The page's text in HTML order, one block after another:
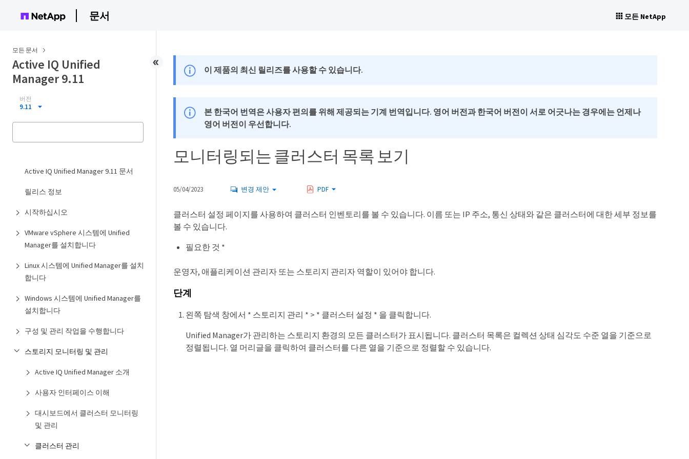
문서 모든 NetApp
모든 문서
Active IQ Unified
Manager 9.11
버전
9.11
Active IQ Unified Manager 9.11 문서
릴리스 정보
시작하십시오
VMware vSphere 시스템에 Unified
Manager를 설치합니다
Linux 시스템에 Unified Manager를 설치
합니다
Windows 시스템에 Unified Manager를
설치합니다
구성 및 관리 작업을 수행합니다
스토리지 모니터링 및 관리
Active IQ Unified Manager 소개
사용자 인터페이스 이해
대시보드에서 클러스터 모니터링
및 관리
클러스터 관리
이 제품의 최신 릴리즈를 사용할 수 있습니다.
본 한국어 번역은 사용자 편의를 위해 제공되는 기계 번역입니다. 영어 버전과 한국어 버전이 서로 어긋나는 경우에는 언제나
영어 버전이 우선합니다.
모니터링되는 클러스터 목록 보기
05/04/2023 변경 제안 PDF
클러스터 설정 페이지를 사용하여 클러스터 인벤토리를 볼 수 있습니다. 이름 또는 IP 주소, 통신 상태와 같은 클러스터에 대한 세부 정보를
볼 수 있습니다.
필요한 것 *
운영자, 애플리케이션 관리자 또는 스토리지 관리자 역할이 있어야 합니다.
단계
왼쪽 탐색 창에서 * 스토리지 관리 * > * 클러스터 설정 * 을 클릭합니다.
Unified Manager가 관리하는 스토리지 환경의 모든 클러스터가 표시됩니다. 클러스터 목록은 컬렉션 상태 심각도 수준 열을 기준으로
정렬됩니다. 열 머리글을 클릭하여 클러스터를 다른 열을 기준으로 정렬할 수 있습니다.